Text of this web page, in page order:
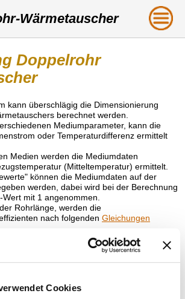
Cookies
Wärmetauscher
Doppelrohr
kann überschlägig die Dimensionierung
berechnet werden.
Mediumparameter, kann die
oder Temperaturdifferenz ermittelt
Medien werden die Mediumdaten
(Mitteltemperatur) ermittelt.
können die Mediumdaten auf der
werden, dabei wird bei der Berechnung
mit 1 angenommen.
Rohrlänge, werden die
nach folgenden Gleichungen
dass die abzuführende- und
gleich groß sind.